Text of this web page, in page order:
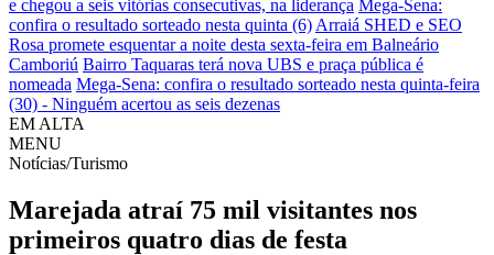
e chegou a seis vitórias consecutivas, na liderança Mega-Sena:
confira o resultado sorteado nesta quinta (6) Arraiá SHED e SEO
Rosa promete esquentar a noite desta sexta-feira em Balneário
Camboriú Bairro Taquaras terá nova UBS e praça pública é
nomeada Mega-Sena: confira o resultado sorteado nesta quinta-feira
(30) - Ninguém acertou as seis dezenas
EM ALTA
MENU
Notícias/Turismo
Marejada atraí 75 mil visitantes nos
primeiros quatro dias de festa